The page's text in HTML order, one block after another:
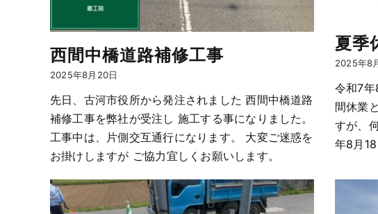
西間中橋道路補修工事
2025年8月20日
先日、古河市役所から発注されました 西間中橋道路
補修工事を弊社が受注し 施工する事になりました。
工事中は、片側交互通行になります。 大変ご迷惑を
お掛けしますが ご協力宜しくお願いします。
夏季
2025年8
令和7
間休業
すが、
年8月